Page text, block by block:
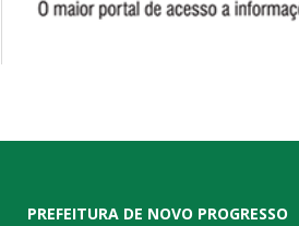
PREFEITURA DE NOVO PROGRESSO